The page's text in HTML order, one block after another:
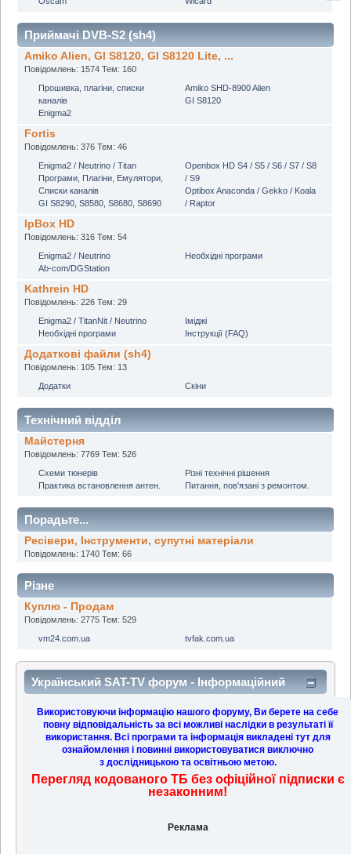
Приймачі DVB-S2 (sh4)
Amiko Alien, GI S8120, GI S8120 Lite, ...
Повідомлень: 1574 Тем: 160
Прошивка, плагіни, списки
каналів
Enigma2
Amiko SHD-8900 Alien
GI S8120
Fortis
Повідомлень: 376 Тем: 46
Enigma2 / Neutrino / Titan
Програми, Плагіни, Емулятори,
Списки каналів
GI S8290, S8580, S8680, S8690
Openbox HD S4 / S5 / S6 / S7 / S8
/ S9
Optibox Anaconda / Gekko / Koala
/ Raptor
IpBox HD
Повідомлень: 316 Тем: 54
Enigma2 / Neutrino
Ab-com/DGStation
Необхідні програми
Kathrein HD
Повідомлень: 226 Тем: 29
Enigma2 / TitanNit / Neutrino
Необхідні програми
Іміджі
Інструкції (FAQ)
Додаткові файли (sh4)
Повідомлень: 105 Тем: 13
Додатки
Скіни
Технічний відділ
Майстерня
Повідомлень: 7769 Тем: 526
Cхеми тюнерів
Практика встановлення антен.
Різні технічні рішення
Питання, пов'язані з ремонтом.
Порадьте...
Ресівери, Інструменти, супутні матеріали
Повідомлень: 1740 Тем: 66
Різне
Куплю - Продам
Повідомлень: 2775 Тем: 529
vm24.com.ua
tvfak.com.ua
Український SAT-TV форум - Інформаційний
Центр
Використовуючи інформацію нашого форуму, Ви берете на себе
повну відповідальність за всі можливі наслідки в результаті її
використання. Всі програми та інформація викладені тут для
ознайомлення і повинні використовуватися виключно
з дослідницькою та освітньою метою.
Перегляд кодованого ТБ без офіційної підписки є
незаконним!
Реклама